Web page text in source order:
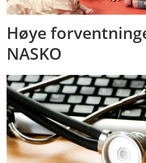
Høye
NASKO